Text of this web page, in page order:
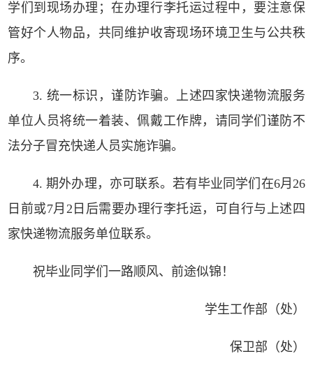
学们到现场办理；在办理行李托运过程中，要注意保
管好个人物品，共同维护收寄现场环境卫生与公共秩
序。
3. 统一标识，谨防诈骗。上述四家快递物流服务
单位人员将统一着装、佩戴工作牌，请同学们谨防不
法分子冒充快递人员实施诈骗。
4. 期外办理，亦可联系。若有毕业同学们在6月26
日前或7月2日后需要办理行李托运，可自行与上述四
家快递物流服务单位联系。
祝毕业同学们一路顺风、前途似锦！
学生工作部（处）
保卫部（处）